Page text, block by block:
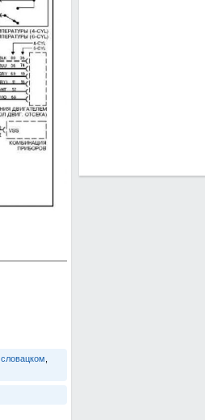
словацком